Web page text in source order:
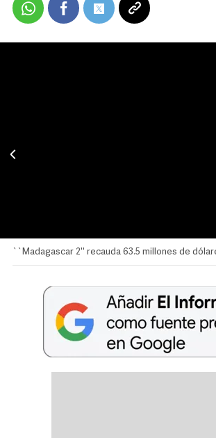
``Madagascar 2'' recauda 63.5 millones de